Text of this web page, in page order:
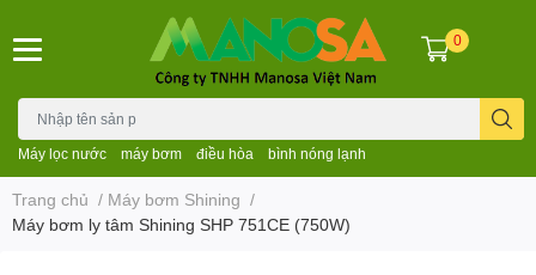
Máy lọc nước máy bơm điều hòa bình nóng lạnh
0
Trang chủ / Máy bơm Shining /
Máy bơm ly tâm Shining SHP 751CE (750W)